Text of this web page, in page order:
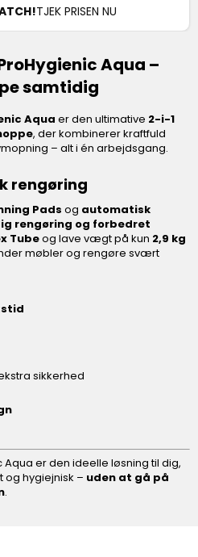
TJEK PRISEN NU
Aqua –
samtidig
Aqua er den ultimative 2-i-1
, der kombinerer kraftfuld
– alt i én arbejdsgang.
rengøring
Pads og automatisk
rengøring og forbedret
Tubeog lave vægt på kun 2,9 kg
møbler og rengøre svært
sikkerhed
Aqua er den ideelle løsning til dig,
og hygiejnisk – uden at gå på
.